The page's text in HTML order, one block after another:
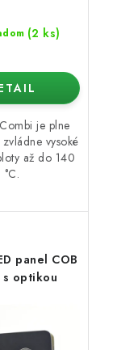
(2 ks)
je plne
vysoké
až do 140
°C.
panel COB
s optikou